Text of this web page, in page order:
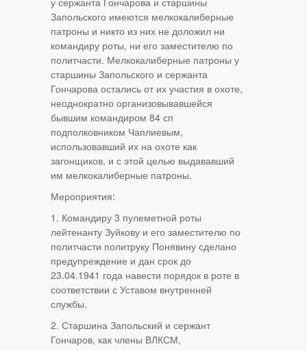
Запольского имеются мелкокалиберные
патроны и никто из них не доложил ни
командиру роты, ни его заместителю по
политчасти. Мелкокалиберные патроны у
старшины Запольского и сержанта
Гончарова остались от их участия в охоте,
неоднократно организовывавшейся
бывшим командиром 84 сп
подполковником Чаплиевым,
использовавший их на охоте как
загонщиков, и с этой целью выдававший
им мелкокалиберные патроны.
Мероприятия:
1. Командиру 3 пулеметной роты
лейтенанту Зуйкову и его заместителю по
политчасти политруку Понявину сделано
предупреждение и дан срок до
23.04.1941 года навести порядок в роте в
соответствии с Уставом внутренней
службы.
2. Старшина Запольский и сержант
Гончаров, как члены ВЛКСМ,